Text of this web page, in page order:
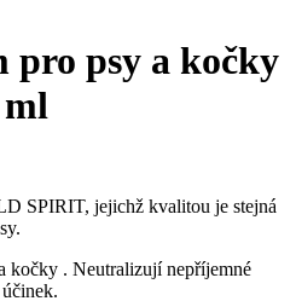
pro psy a kočky
ml
SPIRIT, jejichž kvalitou je stejná
kočky . Neutralizují nepříjemné